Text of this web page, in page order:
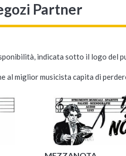
Partner
indicata sotto il logo del
al miglior musicista capita di